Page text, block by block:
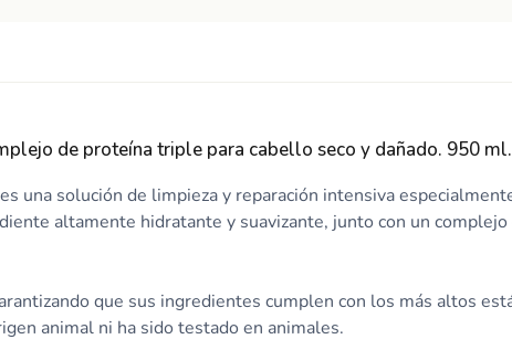
de proteína triple para cabello seco y dañado. 950
una solución de limpieza y reparación intensiva
altamente hidratante y suavizante, junto con un
que sus ingredientes cumplen con los más altos
animal ni ha sido testado en animales.